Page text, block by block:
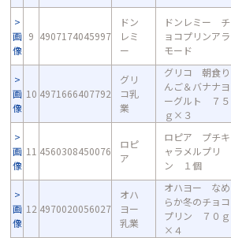
画
像
9 4907174045997
ドン
レミ
ー
ドンレミー チ
ョコプリンアラ
モード
画
像
10 4971666407792
グリ
コ乳
業
グリコ 朝食り
んご＆バナナヨ
ーグルト ７５
ｇ×３
画
像
11 4560308450076
ロピ
ア
ロピア プチキ
ャラメルプリ
ン １個
画
像
12 4970020056027
オハ
ヨー
乳業
オハヨー なめ
らか冬のチョコ
プリン ７０ｇ
×４